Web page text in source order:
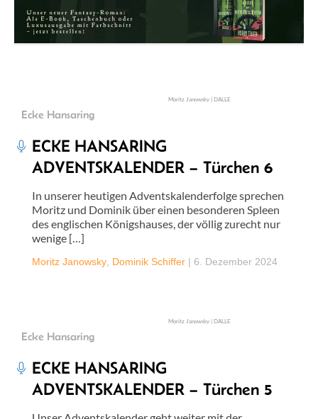
Moritz Janowsky | DALLE
Ecke Hansaring
ECKE HANSARING
ADVENTSKALENDER – Türchen 6
In unserer heutigen Adventskalenderfolge sprechen
Moritz und Dominik über einen besonderen Spleen
des englischen Königshauses, der völlig zurecht nur
wenige […]
Moritz Janowsky Dominik Schiffer | 6. Dezember 2024
Moritz Janowsky | DALLE
Ecke Hansaring
ECKE HANSARING
ADVENTSKALENDER – Türchen 5